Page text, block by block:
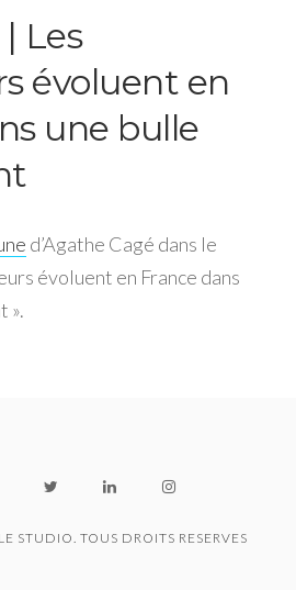
Les
évoluent en
une bulle
d’Agathe Cagé dans le
évoluent en France dans
».
STUDIO. TOUS DROITS RESERVES